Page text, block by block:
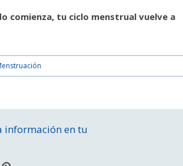
comienza, tu ciclo menstrual vuelve a
información en tu